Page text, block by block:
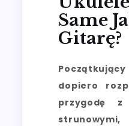
Same
Gitarę?
dopiero
przygodę z